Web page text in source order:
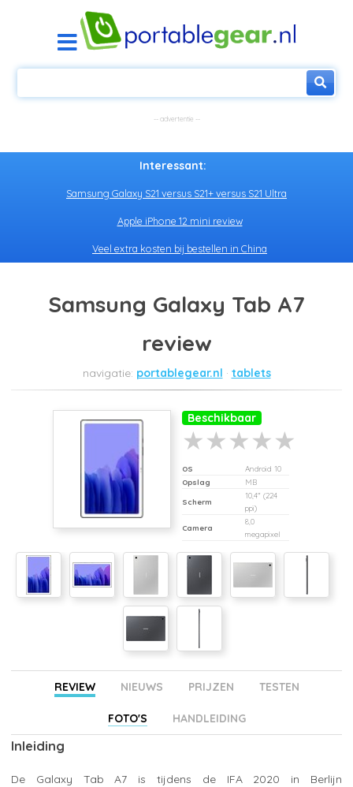
Interessant:
Samsung Galaxy S21 versus S21+ versus S21 Ultra
Apple iPhone 12 mini review
Veel extra kosten bij bestellen in China
Samsung Galaxy Tab A7
review
portablegear.nl tablets
Beschikbaar
OS
Android 10
Opslag
MB
Scherm
10,4" (224
ppi)
Camera
8,0
megapixel
REVIEW NIEUWS PRIJZEN TESTEN
FOTO'S HANDLEIDING
Inleiding
De Galaxy Tab A7 is tijdens de IFA 2020 in Berlijn